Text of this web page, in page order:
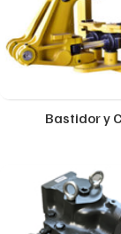
Bastidor y